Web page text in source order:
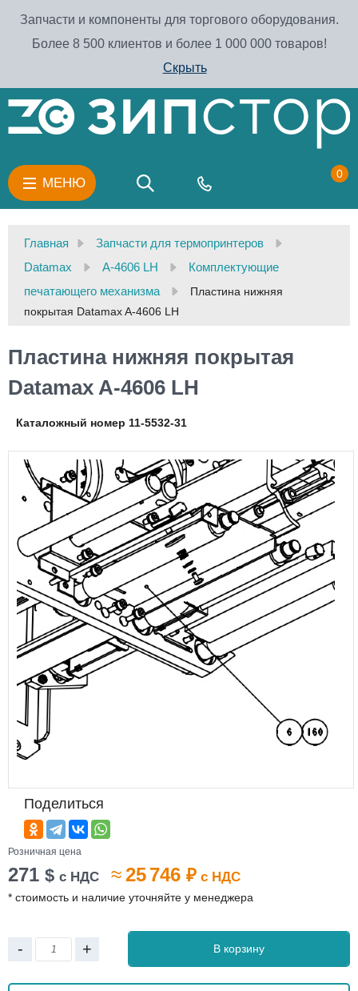
Запчасти и компоненты для торгового оборудования.
Более 8 500 клиентов и более 1 000 000 товаров!
Скрыть
МЕНЮ
0
Главная
Запчасти для термопринтеров
Datamax
A-4606 LH
Комплектующие
печатающего механизма
Пластина нижняя
покрытая Datamax A-4606 LH
Пластина нижняя покрытая
Datamax A-4606 LH
Каталожный номер 11-5532-31
Поделиться
Розничная цена
271 $ с НДС ≈25 746 ₽ с НДС
* стоимость и наличие уточняйте у менеджера
- + В корзину